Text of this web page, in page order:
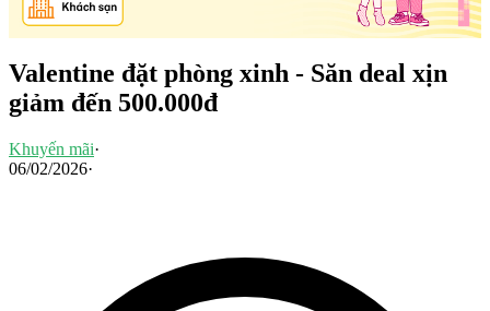
Valentine đặt phòng xinh - Săn deal xịn
giảm đến 500.000đ
Khuyến mãi·
06/02/2026·